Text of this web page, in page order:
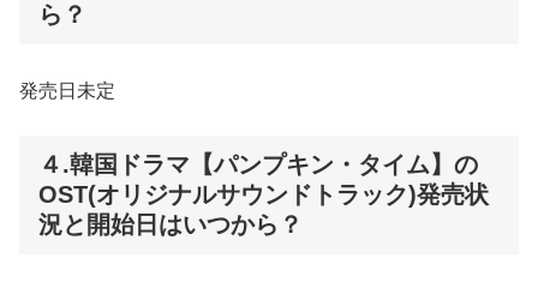
ら？
発売日未定
４.韓国ドラマ【パンプキン・タイム】の
OST(オリジナルサウンドトラック)発売状
況と開始日はいつから？